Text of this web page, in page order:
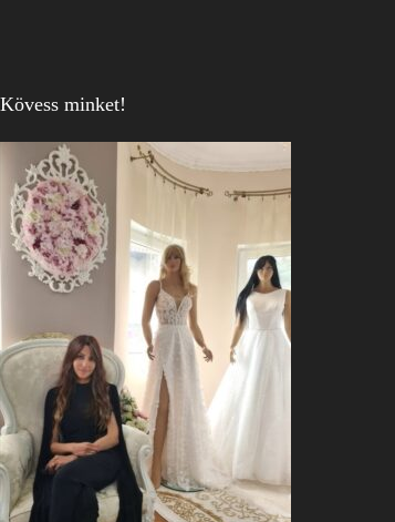
Kövess minket!